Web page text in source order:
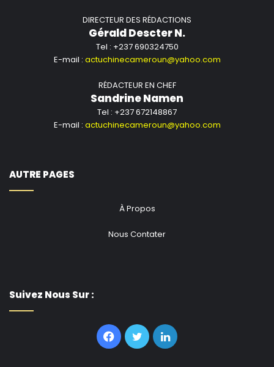
DIRECTEUR DES RÉDACTIONS
Gérald Descter N.
Tel : +237 690324750
E-mail : actuchinecameroun@yahoo.com
RÉDACTEUR EN CHEF
Sandrine Namen
Tel : +237 672148867
E-mail : actuchinecameroun@yahoo.com
AUTRE PAGES
À Propos
Nous Contater
Suivez Nous Sur :
Facebook
TwitterLinkedin